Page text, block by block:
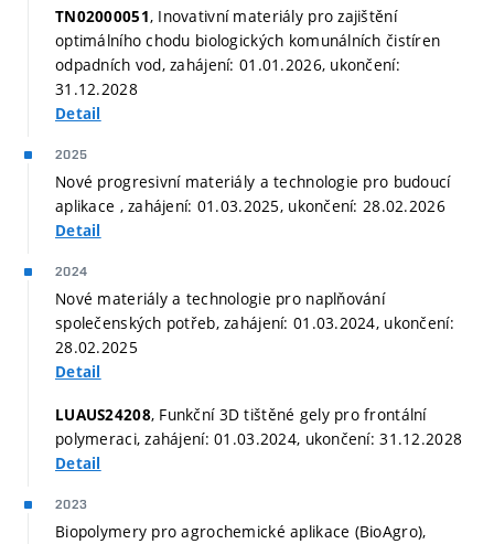
TN02000051, Inovativní materiály pro zajištění
optimálního chodu biologických komunálních čistíren
odpadních vod, zahájení: 01.01.2026, ukončení:
31.12.2028
Detail
2025
Nové progresivní materiály a technologie pro budoucí
aplikace , zahájení: 01.03.2025, ukončení: 28.02.2026
Detail
2024
Nové materiály a technologie pro naplňování
společenských potřeb, zahájení: 01.03.2024, ukončení:
28.02.2025
Detail
LUAUS24208, Funkční 3D tištěné gely pro frontální
polymeraci, zahájení: 01.03.2024, ukončení: 31.12.2028
Detail
2023
Biopolymery pro agrochemické aplikace (BioAgro),